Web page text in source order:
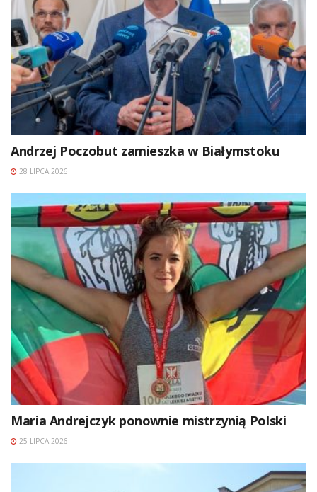
Andrzej Poczobut zamieszka w Białymstoku
28 LIPCA 2026
Maria Andrejczyk ponownie mistrzynią Polski
25 LIPCA 2026